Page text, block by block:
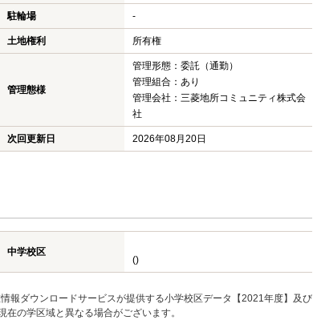
駐輪場 -
土地権利 所有権
管理態様
管理形態：委託（通勤）
管理組合：あり
管理会社：三菱地所コミュニティ株式会
社
次回更新日
2026年08月20日
中学校区
()
報ダウンロードサービスが提供する小学校区データ【2021年度】及び
の学区域と異なる場合がございます。